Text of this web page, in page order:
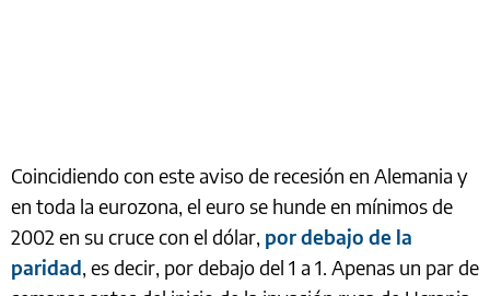
Coincidiendo con este aviso de recesión en Alemania y
en toda la eurozona, el euro se hunde en mínimos de
2002 en su cruce con el dólar, por debajo de la
paridad, es decir, por debajo del 1 a 1. Apenas un par de